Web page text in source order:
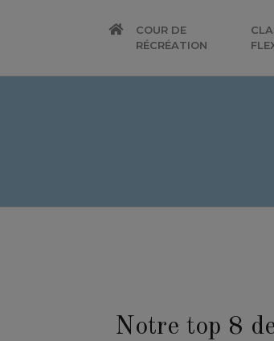
COUR DE
RÉCRÉATION
Notre top 8